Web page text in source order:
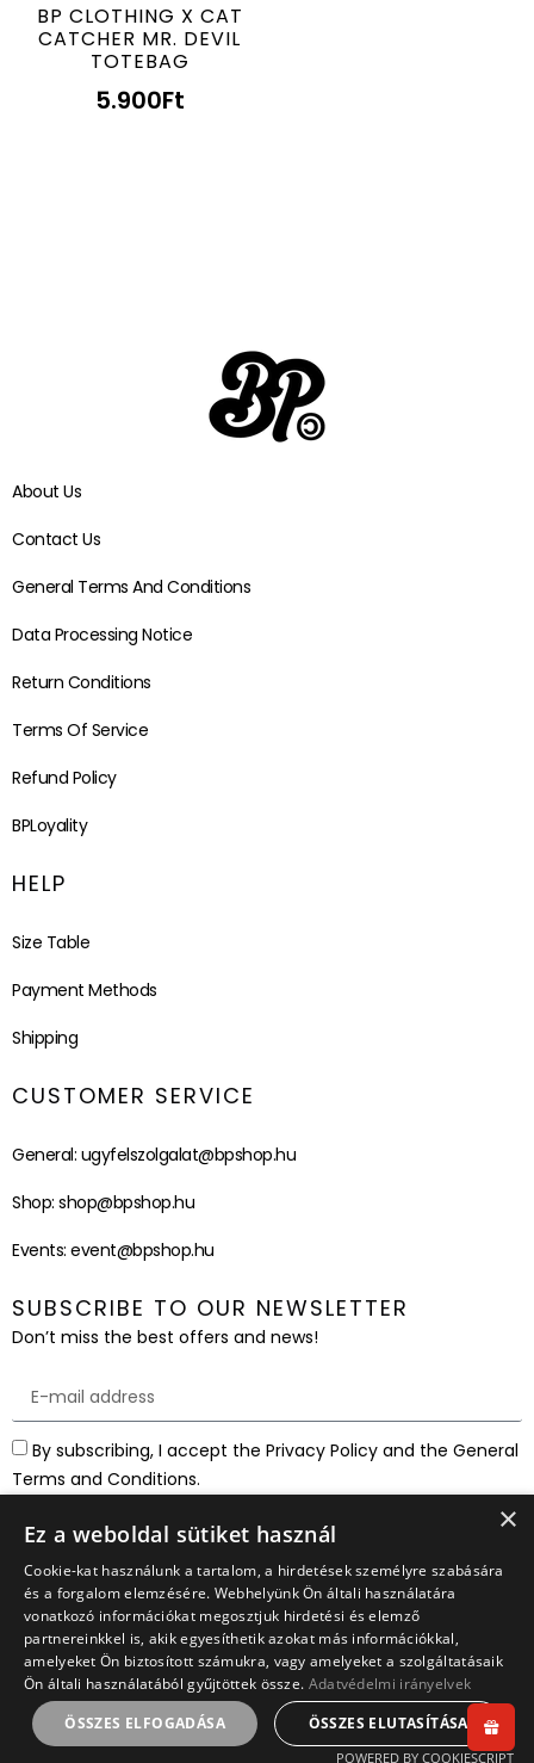
BP CLOTHING X CAT
CATCHER MR. DEVIL
TOTEBAG
5.900Ft
About Us
Contact Us
General Terms And Conditions
Data Processing Notice
Return Conditions
Terms Of Service
Refund Policy
BPLoyality
HELP
Size Table
Payment Methods
Shipping
CUSTOMER SERVICE
General: ugyfelszolgalat@bpshop.hu
Shop: shop@bpshop.hu
Events: event@bpshop.hu
SUBSCRIBE TO OUR NEWSLETTER
Don’t miss the best offers and news!
By subscribing, I accept the Privacy Policy and the General
Terms and Conditions.
SUBSCRIBE ×
Ez a weboldal sütiket használ
Cookie-kat használunk a tartalom, a hirdetések személyre szabására
és a forgalom elemzésére. Webhelyünk Ön általi használatára
vonatkozó információkat megosztjuk hirdetési és elemző
partnereinkkel is, akik egyesíthetik azokat más információkkal,
amelyeket Ön biztosított számukra, vagy amelyeket a szolgáltatásaik
Ön általi használatából gyűjtöttek össze. Adatvédelmi irányelvek
ÖSSZES ELFOGADÁSA
ÖSSZES ELUTASÍTÁSA
POWERED BY COOKIESCRIPT